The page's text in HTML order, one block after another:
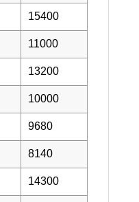
15400
11000
13200
10000
9680
8140
14300